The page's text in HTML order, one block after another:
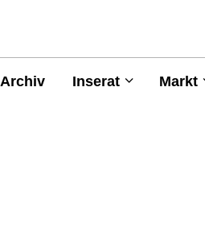
Archiv Inserat Markt